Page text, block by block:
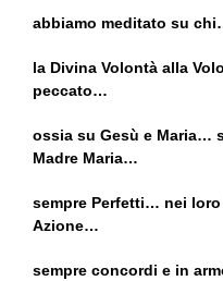
abbiamo meditato su
la Divina Volontà alla
peccato…
ossia su Gesù e Maria…
Madre Maria…
sempre Perfetti… nei
Azione…
sempre concordi e in